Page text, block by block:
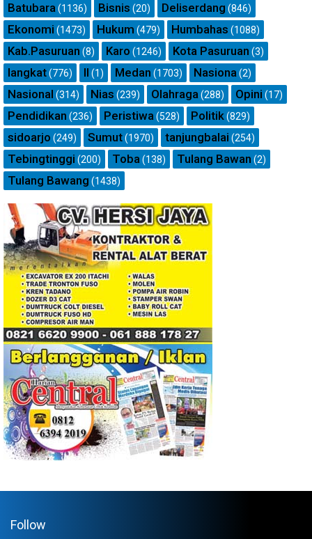
Batubara(1136) Bisnis (20) Deliserdang (846)
Ekonomi (1473) Hukum (479) Humbahas (1088)
Kab.Pasuruan (8) Karo (1246) Kota Pasuruan (3)
langkat(776) ll (1) Medan (1703) Nasiona(2)
Nasional (314) Nias (239) Olahraga(288) Opini (17)
Pendidikan (236) Peristiwa(528) Politik(829)
sidoarjo (249) Sumut(1970) tanjungbalai (254)
Tebingtinggi (200) Toba(138) Tulang Bawan (2)
Tulang Bawang (1438)
Follow